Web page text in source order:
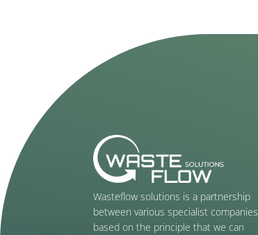
Wasteflow solutions is a partnership
between various specialist companies
based on the principle that we can